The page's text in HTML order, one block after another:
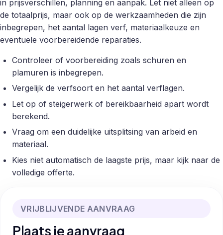
in prijsverschillen, planning en aanpak. Let niet alleen op
de totaalprijs, maar ook op de werkzaamheden die zijn
inbegrepen, het aantal lagen verf, materiaalkeuze en
eventuele voorbereidende reparaties.
Controleer of voorbereiding zoals schuren en
plamuren is inbegrepen.
Vergelijk de verfsoort en het aantal verflagen.
Let op of steigerwerk of bereikbaarheid apart wordt
berekend.
Vraag om een duidelijke uitsplitsing van arbeid en
materiaal.
Kies niet automatisch de laagste prijs, maar kijk naar de
volledige offerte.
VRIJBLIJVENDE AANVRAAG
Plaats je aanvraag